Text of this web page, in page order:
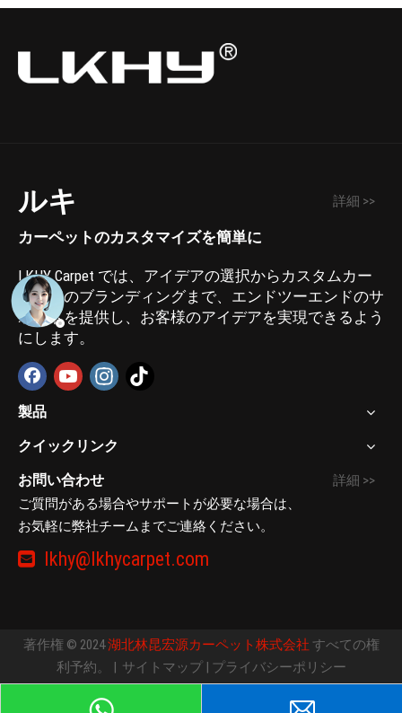
FAQ ガイド
ルキ 詳細 >>
カーペットのカスタマイズを簡単に
LKHY Carpet では、アイデアの選択からカスタムカー
ペットのブランディングまで、エンドツーエンドのサ
ポートを提供し、お客様のアイデアを実現できるよう
にします。
製品
クイックリンク
お問い合わせ
詳細 >>
ご質問がある場合やサポートが必要な場合は、
お気軽に弊社チームまでご連絡ください。
 lkhy@lkhycarpet.com
著作権 © 2024湖北林昆宏源カーペット株式会社 すべての権
利予約。 | サイトマップ| プライバシーポリシー